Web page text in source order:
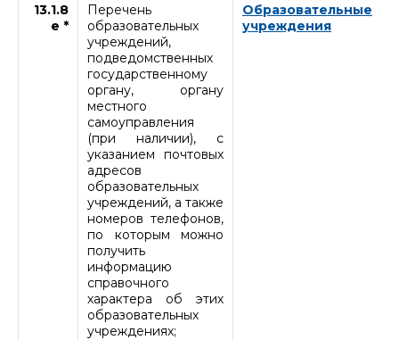
13.1.8
е *
Перечень
образовательных
учреждений,
подведомственных
государственному
органу, органу
местного
самоуправления
(при наличии), с
указанием почтовых
адресов
образовательных
учреждений, а также
номеров телефонов,
по которым можно
получить
информацию
справочного
характера об этих
образовательных
учреждениях;
Образовательные
учреждения